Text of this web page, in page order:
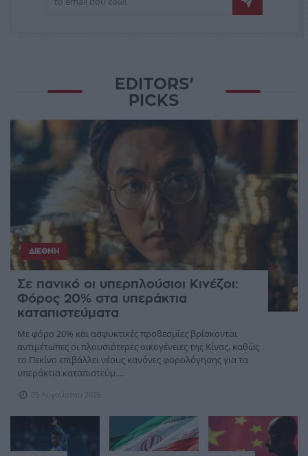
EDITORS'
PICKS
ΔΙΕΘΝΉ
Σε πανικό οι υπερπλούσιοι Κινέζοι:
Φόρος 20% στα υπεράκτια
καταπιστεύματα
Με φόρο 20% και ασφυκτικές προθεσμίες βρίσκονται
αντιμέτωπες οι πλουσιότερες οικογένειες της Κίνας, καθώς
το Πεκίνο επιβάλλει νέους κανόνες φορολόγησης για τα
υπεράκτια καταπιστεύμ ...
05 Αυγούστου 2026